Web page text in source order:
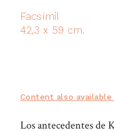
Facsímil
42,3 x 59 cm.
Content also available
Los antecedentes de